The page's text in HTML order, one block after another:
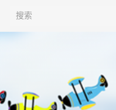
Search for: